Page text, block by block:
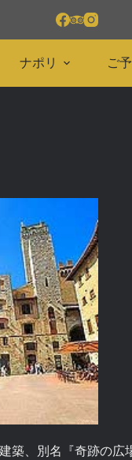
ナポリ ご
築、別名『奇跡の広